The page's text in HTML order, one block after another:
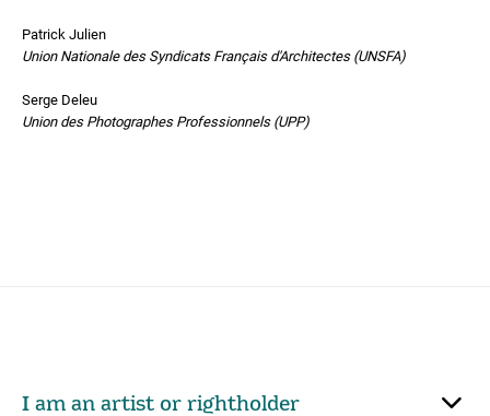
Patrick Julien
Union Nationale des Syndicats Français d'Architectes (UNSFA)
Serge Deleu
Union des Photographes Professionnels (UPP)
I am an artist or rightholder